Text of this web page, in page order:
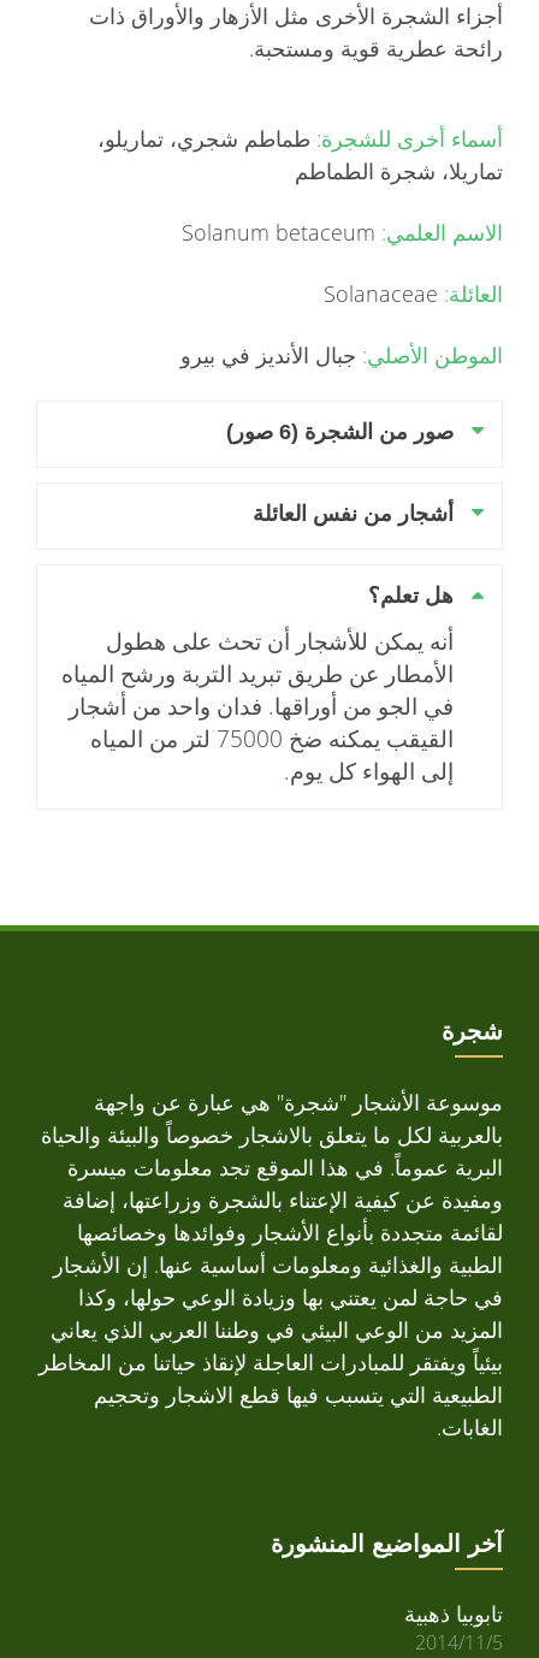
أجزاء الشجرة الأخرى مثل الأزهار والأوراق ذات
رائحة عطرية قوية ومستحبة.
أسماء أخرى للشجرة: طماطم شجري، تماريلو،
تماريلا، شجرة الطماطم
الاسم العلمي:
العائلة:
الموطن الأصلي: جبال الأنديز في بيرو
صور من الشجرة (6 صور)
أشجار من نفس العائلة
هل تعلم؟
أنه يمكن للأشجار أن تحث على هطول
الأمطار عن طريق تبريد التربة ورشح المياه
في الجو من أوراقها. فدان واحد من أشجار
القيقب يمكنه ضخ 75000 لتر من المياه
إلى الهواء كل يوم.
شجرة
موسوعة الأشجار "شجرة" هي عبارة عن واجهة
بالعربية لكل ما يتعلق بالاشجار خصوصاً والبيئة والحياة
البرية عموماً. في هذا الموقع تجد معلومات ميسرة
ومفيدة عن كيفية الإعتناء بالشجرة وزراعتها، إضافة
لقائمة متجددة بأنواع الأشجار وفوائدها وخصائصها
الطبية والغذائية ومعلومات أساسية عنها. إن الأشجار
في حاجة لمن يعتني بها وزيادة الوعي حولها، وكذا
المزيد من الوعي البيئي في وطننا العربي الذي يعاني
بيئياً ويفتقر للمبادرات العاجلة لإنقاذ حياتنا من المخاطر
الطبيعية التي يتسبب فيها قطع الاشجار وتحجيم
الغابات.
آخر المواضيع المنشورة
تابوبيا ذهبية
2014/11/5